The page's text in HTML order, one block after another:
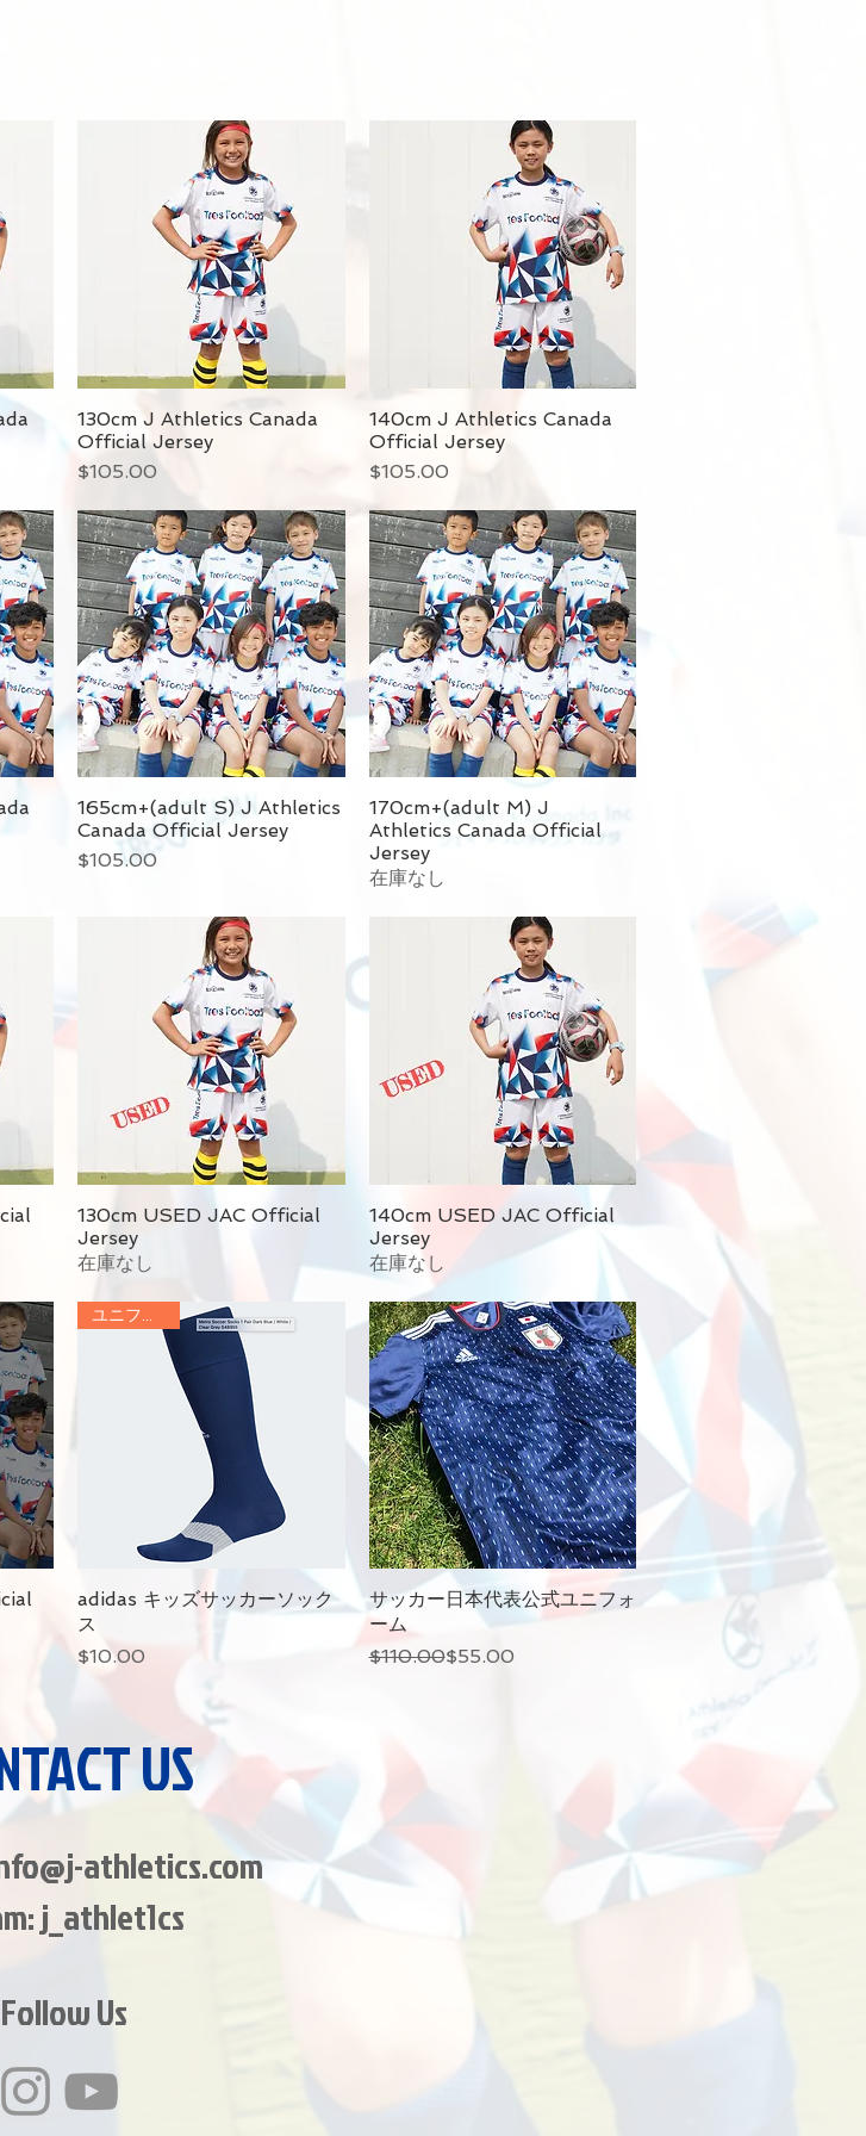
130cm J Athletics Canada
Official Jersey
価格
$105.00
140cm J Athletics Canada
Official Jersey
価格
$105.00
165cm+(adult S) J Athletics
Canada Official Jersey
価格
$105.00
170cm+(adult M) J
Athletics Canada Official
Jersey
在庫なし
130cm USED JAC Official
Jersey
在庫なし
140cm USED JAC Official
Jersey
在庫なし
adidas キッズサッカーソック
ス
価格
$10.00
サッカー日本代表公式ユニフォ
ーム
通常価格
$110.00
セール価格$55.00
US
athletics.com
j_athlet1cs
Follow Us